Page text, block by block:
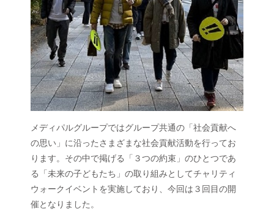
メディパルグループではグループ共通の「社会貢献へ
の思い」に沿ったさまざまな社会貢献活動を行ってお
ります。その中で掲げる「３つの約束」のひとつであ
る「未来の子どもたち」の取り組みとしてチャリティ
ウォークイベントを実施しており、今回は３回目の開
催となりました。